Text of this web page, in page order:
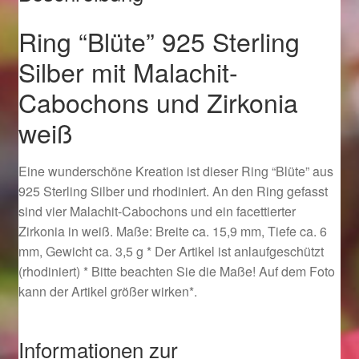
Ostergeschenke finden für Ostern 2020
Ostergeschenke finden für Ostern 2021
Ostergeschenke finden für Ostern 2022
Partner
Shop
Startseite
Ring “Blüte” 925 Sterling
Silber mit Malachit-
Cabochons und Zirkonia
weiß
Eine wunderschöne Kreation ist dieser Ring “Blüte” aus
925 Sterling Silber und rhodiniert. An den Ring gefasst
sind vier Malachit-Cabochons und ein facettierter
Zirkonia in weiß. Maße: Breite ca. 15,9 mm, Tiefe ca. 6
mm, Gewicht ca. 3,5 g * Der Artikel ist anlaufgeschützt
(rhodiniert) * Bitte beachten Sie die Maße! Auf dem Foto
kann der Artikel größer wirken*.
Informationen zur